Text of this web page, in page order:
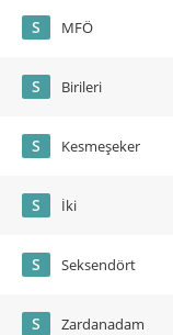
S MFÖ
S Birileri
S Kesmeşeker
S İki
S Seksendört
S Zardanadam